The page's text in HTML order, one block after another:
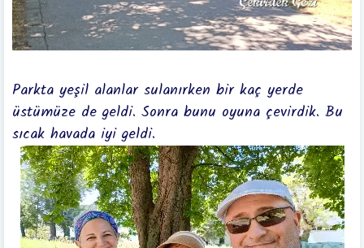
Parkta yeşil alanlar sulanırken bir kaç yerde
üstümüze de geldi. Sonra bunu oyuna çevirdik. Bu
sıcak havada iyi geldi.